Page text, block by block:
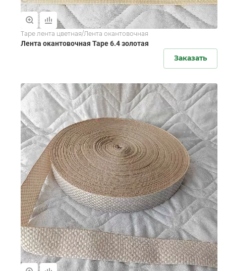
Tape лента цветная/Лента окантовочная
Лента окантовочная Tape 6.4 золотая
Заказать